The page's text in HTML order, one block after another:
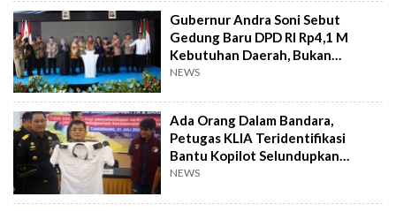
Gubernur Andra Soni Sebut
Gedung Baru DPD RI Rp4,1 M
Kebutuhan Daerah, Bukan
Senator
NEWS
Ada Orang Dalam Bandara,
Petugas KLIA Teridentifikasi
Bantu Kopilot Selundupkan
Ekstasi ke Indonesia
NEWS